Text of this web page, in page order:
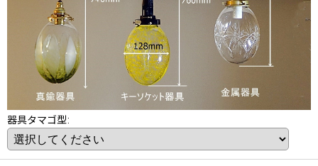
器具タマゴ型: